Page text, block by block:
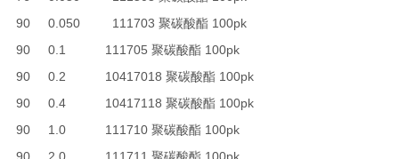
90 0.050 111703 聚碳酸酯 100pk
90 0.1 111705 聚碳酸酯 100pk
90 0.2 10417018 聚碳酸酯 100pk
90 0.4 10417118 聚碳酸酯 100pk
90 1.0 111710 聚碳酸酯 100pk